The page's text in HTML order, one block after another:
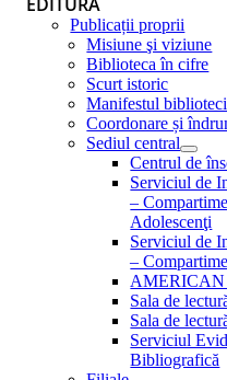
Publicații proprii
Misiune şi viziune
Biblioteca în cifre
Scurt istoric
Manifestul
Coordonare și
Sediul central
Centrul de
Serviciul de
–
Adolescenţi
Serviciul de
–
Sala de
Sala de
Serviciul
Bibliografică